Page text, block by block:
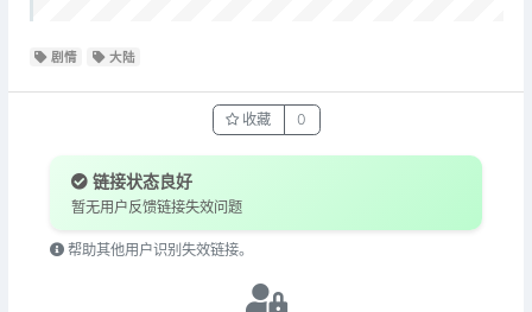
剧情 大陆
收藏 0
链接状态良好
暂无用户反馈链接失效问题
帮助其他用户识别失效链接。